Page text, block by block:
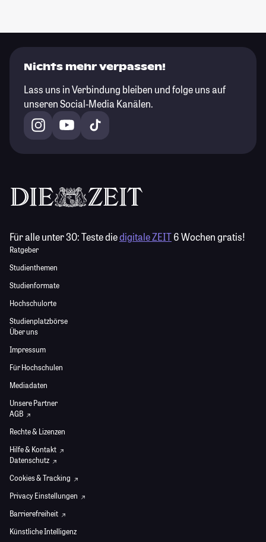
Nichts mehr verpassen!
Lass uns in Verbindung bleiben und folge uns auf
unseren Social-Media Kanälen.
Für alle unter 30:Teste diedigitale ZEIT6 Wochen gratis!
Ratgeber
Studienthemen
Studienformate
Hochschulorte
Studienplatzbörse
Über uns
Impressum
Für Hochschulen
Mediadaten
Unsere Partner
AGB
Rechte & Lizenzen
Hilfe & Kontakt
Datenschutz
Cookies & Tracking
Privacy Einstellungen
Barrierefreiheit
Künstliche Intelligenz